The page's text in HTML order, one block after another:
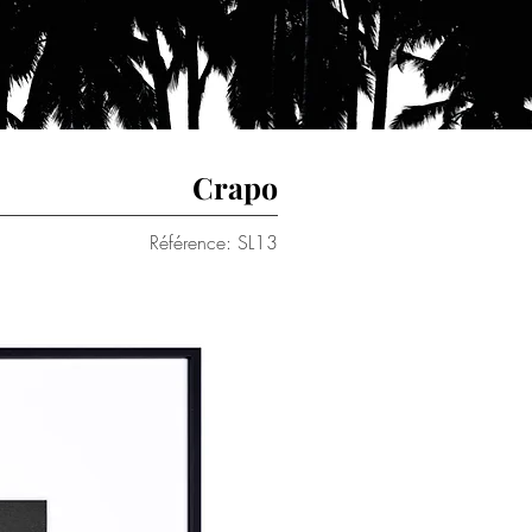
Crapo
Référence: SL13